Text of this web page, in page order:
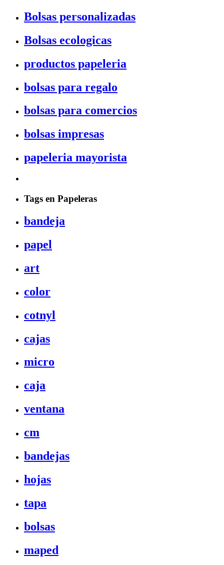
Bolsas personalizadas
Bolsas ecologicas
productos papeleria
bolsas para regalo
bolsas para comercios
bolsas impresas
papeleria mayorista
Tags en Papeleras
bandeja
papel
art
color
cotnyl
cajas
micro
caja
ventana
cm
bandejas
hojas
tapa
bolsas
maped